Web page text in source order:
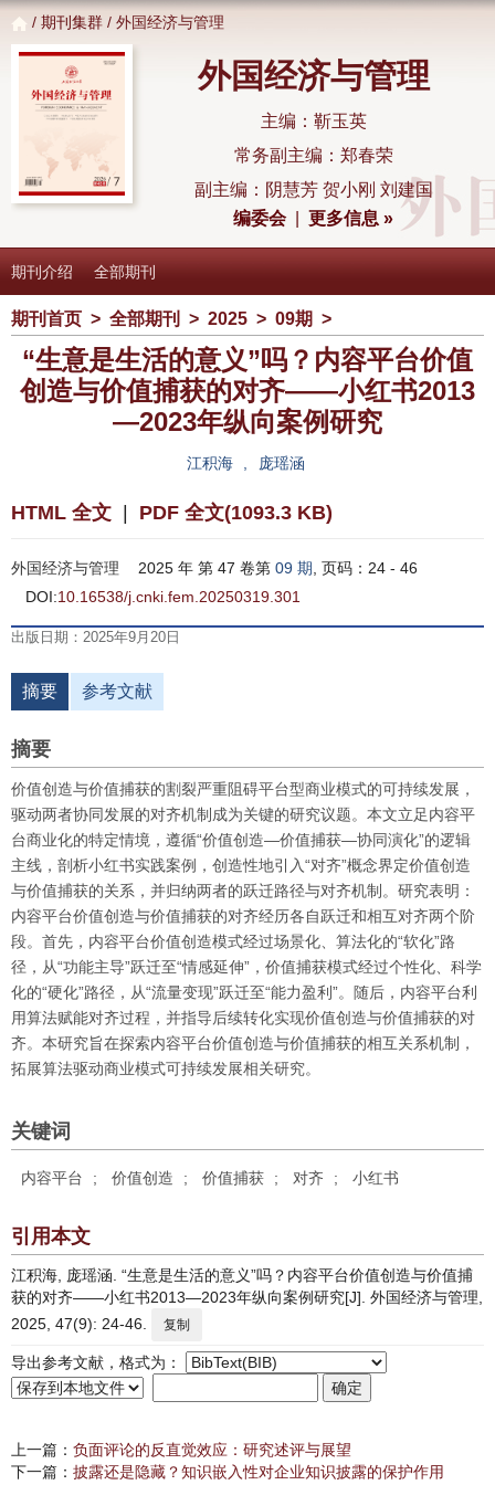
/ 期刊集群 / 外国经济与管理
外国经济与管理
主编：靳玉英
常务副主编：郑春荣
副主编：阴慧芳 贺小刚 刘建国
编委会|更多信息 »
期刊介绍 全部期刊
期刊首页 > 全部期刊 > 2025 > 09期 >
“生意是生活的意义”吗？内容平台价值
创造与价值捕获的对齐——小红书2013
—2023年纵向案例研究
江积海 庞瑶涵
HTML 全文 PDF 全文(1093.3 KB)
外国经济与管理 2025 年 第 47 卷第 09 期 , 页码：24 - 46
DOI:10.16538/j.cnki.fem.20250319.301
出版日期：2025年9月20日
摘要 参考文献
摘要
价值创造与价值捕获的割裂严重阻碍平台型商业模式的可持续发展，
驱动两者协同发展的对齐机制成为关键的研究议题。本文立足内容平
台商业化的特定情境，遵循“价值创造—价值捕获—协同演化”的逻辑
主线，剖析小红书实践案例，创造性地引入“对齐”概念界定价值创造
与价值捕获的关系，并归纳两者的跃迁路径与对齐机制。研究表明：
内容平台价值创造与价值捕获的对齐经历各自跃迁和相互对齐两个阶
段。首先，内容平台价值创造模式经过场景化、算法化的“软化”路
径，从“功能主导”跃迁至“情感延伸”，价值捕获模式经过个性化、科学
化的“硬化”路径，从“流量变现”跃迁至“能力盈利”。随后，内容平台利
用算法赋能对齐过程，并指导后续转化实现价值创造与价值捕获的对
齐。本研究旨在探索内容平台价值创造与价值捕获的相互关系机制，
拓展算法驱动商业模式可持续发展相关研究。
关键词
内容平台 ; 价值创造 ; 价值捕获 ; 对齐 ; 小红书
引用本文
江积海, 庞瑶涵. “生意是生活的意义”吗？内容平台价值创造与价值捕
获的对齐——小红书2013—2023年纵向案例研究[J]. 外国经济与管理,
2025, 47(9): 24-46.
复制
导出参考文献，格式为：
上一篇： 负面评论的反直觉效应：研究述评与展望
下一篇： 披露还是隐藏？知识嵌入性对企业知识披露的保护作用